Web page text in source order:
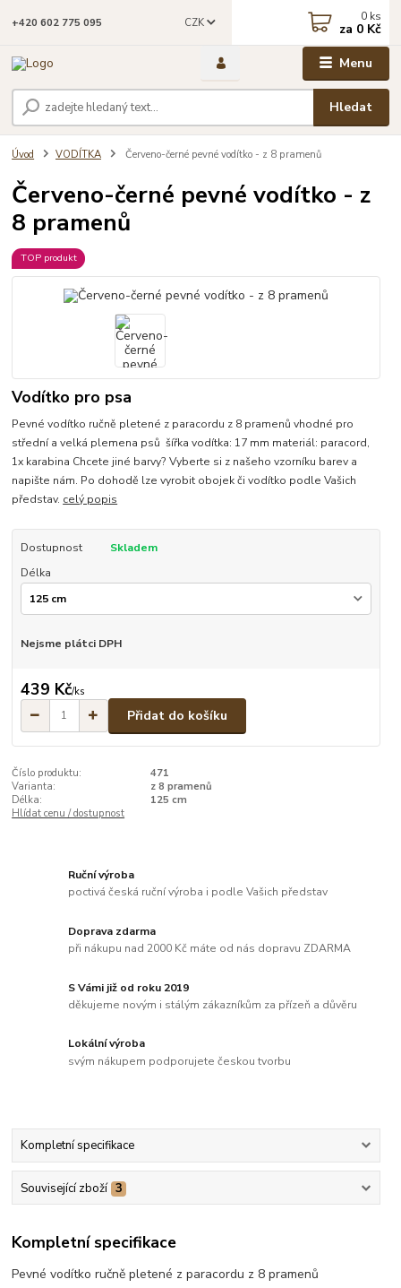
Menu
CZK
Hledat
+420 602 775 095 0 ks
za 0 Kč
Úvod VODÍTKA Červeno-černé pevné vodítko - z 8 pramenů
Červeno-černé pevné vodítko - z
8 pramenů
TOP produkt
Vodítko pro psa
Pevné vodítko ručně pletené z paracordu z 8 pramenů vhodné pro
střední a velká plemena psů šířka vodítka: 17 mm materiál: paracord,
1x karabina Chcete jiné barvy? Vyberte si z našeho vzorníku barev a
napište nám. Po dohodě lze vyrobit obojek či vodítko podle Vašich
představ. celý popis
Dostupnost
Skladem
Délka
Nejsme plátci DPH
439 Kč/ks
Přidat do košíku
Číslo produktu:
471
Varianta:
z 8 pramenů
Délka:
125 cm
Hlídat cenu / dostupnost
Ruční výroba
poctivá česká ruční výroba i podle Vašich představ
Doprava zdarma
při nákupu nad 2000 Kč máte od nás dopravu ZDARMA
S Vámi již od roku 2019
děkujeme novým i stálým zákazníkům za přízeň a důvěru
Lokální výroba
svým nákupem podporujete českou tvorbu
Kompletní specifikace
Související zboží 3
Kompletní specifikace
Pevné vodítko ručně pletené z paracordu z 8 pramenů